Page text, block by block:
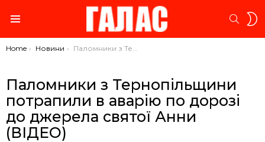
You are here:
Home Новини Паломники з Тернопільщини потрапили в аварію по дорозі до джерела святої Анни (ВІДЕО)
Паломники з Тернопільщини
потрапили в аварію по дорозі
до джерела святої Анни
(ВІДЕО)